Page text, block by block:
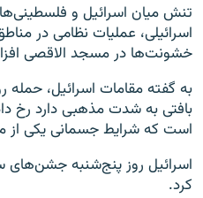
تنش میان اسرائیل و
اسرائیلی، عملیات نظامی در
خشونت‌ها در مسجد الاقصی
به گفته مقامات اسرائیل، حمله
بافتی به شدت مذهبی دارد رخ
است که شرایط جسمانی یکی
اسرائیل روز پنج‌شنبه جشن‌های
کرد.